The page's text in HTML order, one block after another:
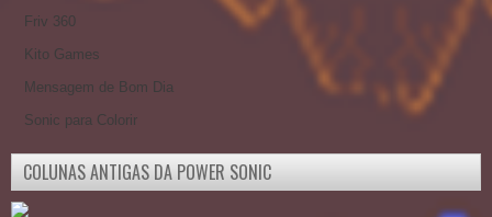
Friv 360
Kito Games
Mensagem de Bom Dia
Sonic para Colorir
COLUNAS ANTIGAS DA POWER SONIC